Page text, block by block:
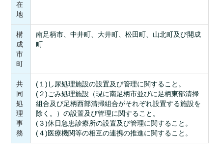
在
地
構
成
市
町
南足柄市、中井町、大井町、松田町、山北町及び開成
町
共
同
処
理
事
務
(１)し尿処理施設の設置及び管理に関すること。
(２)ごみ処理施設（現に南足柄市並びに足柄東部清掃
組合及び足柄西部清掃組合がそれぞれ設置する施設を
除く。）の設置及び管理に関すること。
(３)休日急患診療所の設置及び管理に関すること。
(４)医療機関等の相互の連携の推進に関すること。